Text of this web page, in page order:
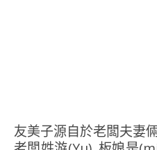
友美子源自於老闆夫妻